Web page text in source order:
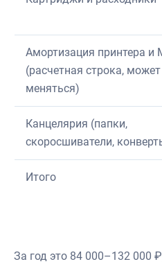
Амортизация принтера
(расчетная строка, может
меняться)
Канцелярия (папки,
скоросшиватели,
Итого
За год это 84 000–132 000